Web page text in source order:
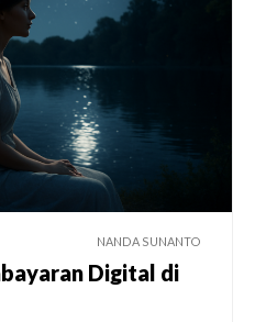
NANDA SUNANTO
Digital di